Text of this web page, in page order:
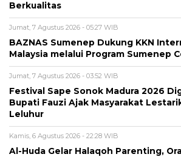
Berkualitas
Jumat, 7 Agustus 2026 - 05:27 WIB
BAZNAS Sumenep Dukung KKN
Malaysia melalui Program Sumenep
Jumat, 7 Agustus 2026 - 03:52 WIB
Festival Sape Sonok Madura 2026
Bupati Fauzi Ajak Masyarakat
Leluhur
Kamis, 6 Agustus 2026 - 22:28 WIB
Al-Huda Gelar Halaqoh Parenting,